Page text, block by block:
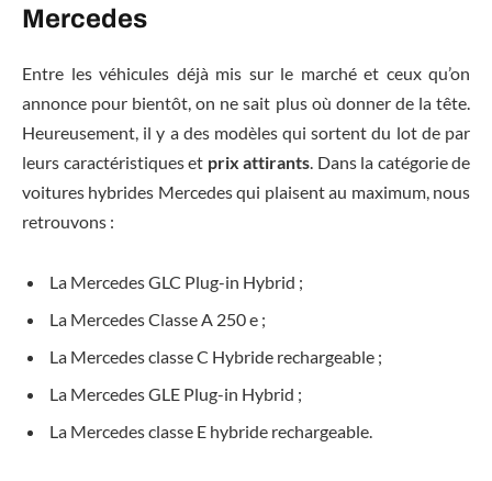
Mercedes
Entre les véhicules déjà mis sur le marché et ceux qu’on
annonce pour bientôt, on ne sait plus où donner de la tête.
Heureusement, il y a des modèles qui sortent du lot de par
leurs caractéristiques et prix attirants . Dans la catégorie de
voitures hybrides Mercedes qui plaisent au maximum, nous
retrouvons :
La Mercedes GLC Plug-in Hybrid ;
La Mercedes Classe A 250 e ;
La Mercedes classe C Hybride rechargeable ;
La Mercedes GLE Plug-in Hybrid ;
La Mercedes classe E hybride rechargeable.